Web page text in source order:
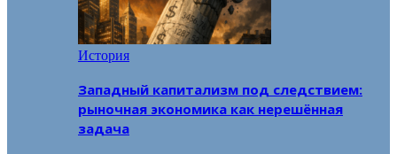
История
Западный капитализм под следствием:
рыночная экономика как нерешённая
задача